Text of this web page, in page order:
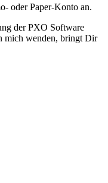
oder Paper-Konto an.
der PXO Software
mich wenden, bringt Dir